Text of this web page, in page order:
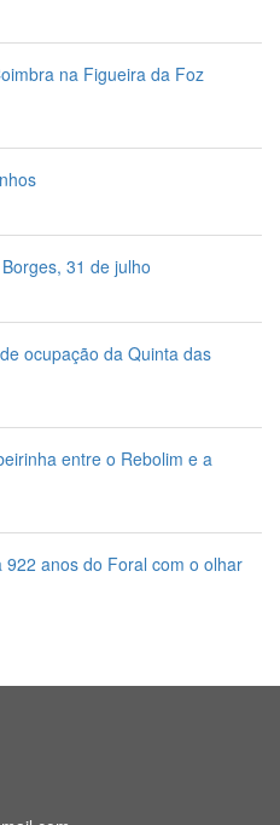
na Figueira da Foz
31 de julho
ocupação da Quinta das
entre o Rebolim e a
anos do Foral com o olhar